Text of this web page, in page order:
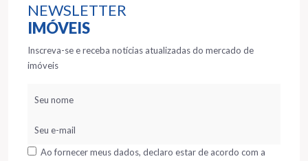
NEWSLETTER
IMÓVEIS
Inscreva-se e receba notícias atualizadas do mercado de
imóveis
Ao fornecer meus dados, declaro estar de acordo com a